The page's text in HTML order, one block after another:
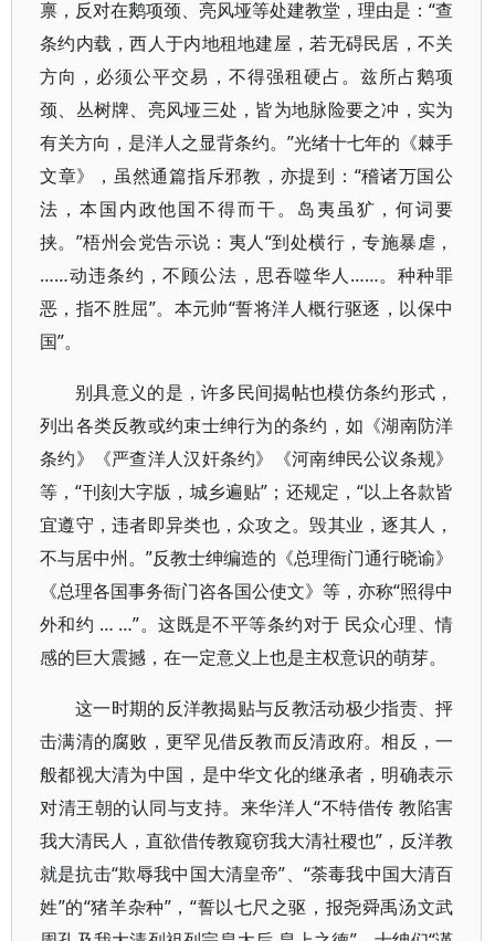
禀，反对在鹅项颈、亮风垭等处建教堂，理由是：“查
条约内载，西人于内地租地建屋，若无碍民居，不关
方向，必须公平交易，不得强租硬占。兹所占鹅项
颈、丛树牌、亮风垭三处，皆为地脉险要之冲，实为
有关方向，是洋人之显背条约。”光绪十七年的《棘手
文章》，虽然通篇指斥邪教，亦提到：“稽诸万国公
法，本国内政他国不得而干。岛夷虽犷，何词要
挟。”梧州会党告示说：夷人“到处横行，专施暴虐，
……动违条约，不顾公法，思吞噬华人……。种种罪
恶，指不胜屈”。本元帅“誓将洋人概行驱逐，以保中
国”。
别具意义的是，许多民间揭帖也模仿条约形式，
列出各类反教或约束士绅行为的条约，如《湖南防洋
条约》《严查洋人汉奸条约》《河南绅民公议条规》
等，“刊刻大字版，城乡遍贴”；还规定，“以上各款皆
宜遵守，违者即异类也，众攻之。毁其业，逐其人，
不与居中州。”反教士绅编造的《总理衙门通行晓谕》
《总理各国事务衙门咨各国公使文》等，亦称“照得中
外和约 … …”。这既是不平等条约对于 民众心理、情
感的巨大震撼，在一定意义上也是主权意识的萌芽。
这一时期的反洋教揭贴与反教活动极少指责、抨
击满清的腐败，更罕见借反教而反清政府。相反，一
般都视大清为中国，是中华文化的继承者，明确表示
对清王朝的认同与支持。来华洋人“不特借传 教陷害
我大清民人，直欲借传教窥窃我大清社稷也”，反洋教
就是抗击“欺辱我中国大清皇帝”、“荼毒我中国大清百
姓”的“猪羊杂种”，“誓以七尺之驱，报尧舜禹汤文武